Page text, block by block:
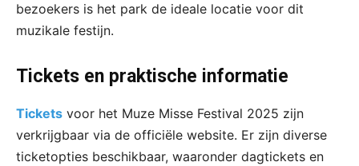
bezoekers is het park de ideale locatie voor dit
muzikale festijn.
Tickets en praktische informatie
Tickets voor het Muze Misse Festival 2025 zijn
verkrijgbaar via de officiële website. Er zijn diverse
ticketopties beschikbaar, waaronder dagtickets en